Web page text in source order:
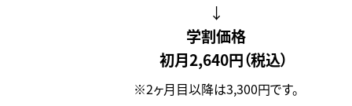
↓
学割価格
初月2,640円（税込）
※2ヶ月目以降は3,300円です。